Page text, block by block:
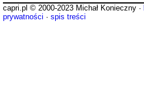
capri.pl © 2000-2023 Michał Konieczny ·
prywatności · spis treści